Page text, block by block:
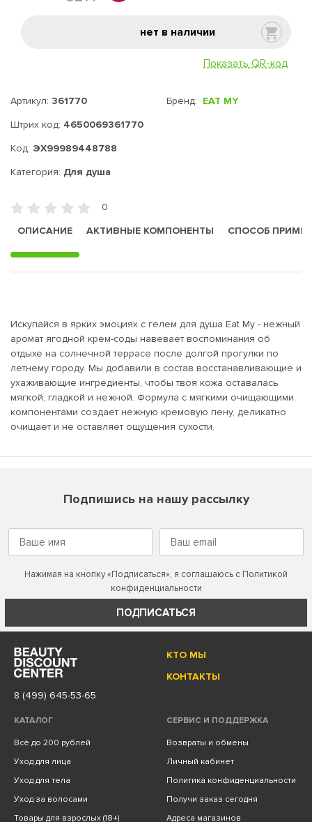
нет в наличии
Показать QR-код
Артикул: 361770
Штрих код: 4650069361770
Код: ЭХ99989448788
Бренд: EAT MY
Категория: Для душа
0
ОПИСАНИЕ
АКТИВНЫЕ КОМПОНЕНТЫ СПОСОБ
Искупайся в ярких эмоциях с гелем для душа Eat My - нежный
аромат ягодной крем-соды навевает воспоминания об
отдыхе на солнечной террасе после долгой прогулки по
летнему городу. Мы добавили в состав восстанавливающие и
ухаживающие ингредиенты, чтобы твоя кожа оставалась
мягкой, гладкой и нежной. Формула с мягкими очищающими
компонентами создает нежную кремовую пену, деликатно
очищает и не оставляет ощущения сухости.
Подпишись на нашу рассылку
Нажимая на кнопку «Подписаться», я соглашаюсь с Политикой
конфиденциальности
ПОДПИСАТЬСЯ
КТО МЫ
КОНТАКТЫ
8 (499) 645-53-65
КАТАЛОГ
Всё до 200 рублей
Уход для лица
Уход для тела
Уход за волосами
Товары для взрослых (18+)
СЕРВИС И ПОДДЕРЖКА
Возвраты и обмены
Личный кабинет
Политика конфиденциальности
Получи заказ сегодня
Адреса магазинов